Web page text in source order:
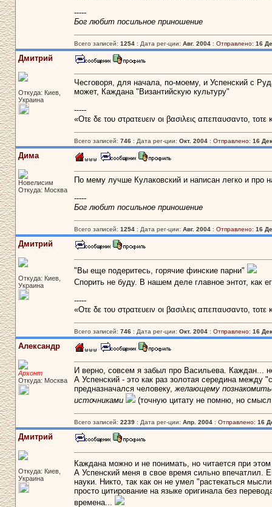
-----
Бог любит посильное приношение
Всего записей: 1254: Дата рег-ции: Авг. 2004: Отправлено: 16
Дмитрий
Откуда: Киев,
Украина
Чесговоря, для начала, по-моему, и Успенский с
может, Каждана "Византийскую культуру"
-----
«Οτε δε του στρατευειν οι βασιλεις απεπαυσαντο,
Всего записей: 746: Дата рег-ции: Окт. 2004: Отправлено: 16
Дима
Новелисим
Откуда: Москва
По мему лучше Кулаковский и написан легко и про
-----
Бог любит посильное приношение
Всего записей: 1254: Дата рег-ции: Авг. 2004: Отправлено: 16
Дмитрий
Откуда: Киев,
Украина
"Вы еще подеритесь, горячие финские парни"
Спорить не буду. В нашем деле главное энтот, как
-----
«Οτε δε του στρατευειν οι βασιλεις απεπαυσαντο,
Всего записей: 746: Дата рег-ции: Окт. 2004: Отправлено: 16
Александр
Архонт
Откуда: Москва
И верно, совсем я забыл про Васильева. Каждан...
А Успенский - это как раз золотая середина между
предназначался человеку,желающему
источниками
(точную цитату не помню, но смысл
Всего записей: 2239: Дата рег-ции: Апр. 2004: Отправлено: 16
Дмитрий
Откуда: Киев,
Украина
Каждана можно и не понимать, но читается при
А Успенский меня в свое время сильно впечатлил.
науки. Никто, так как он не умел "растекаться
просто цитирование на языке оригинала без
времена...